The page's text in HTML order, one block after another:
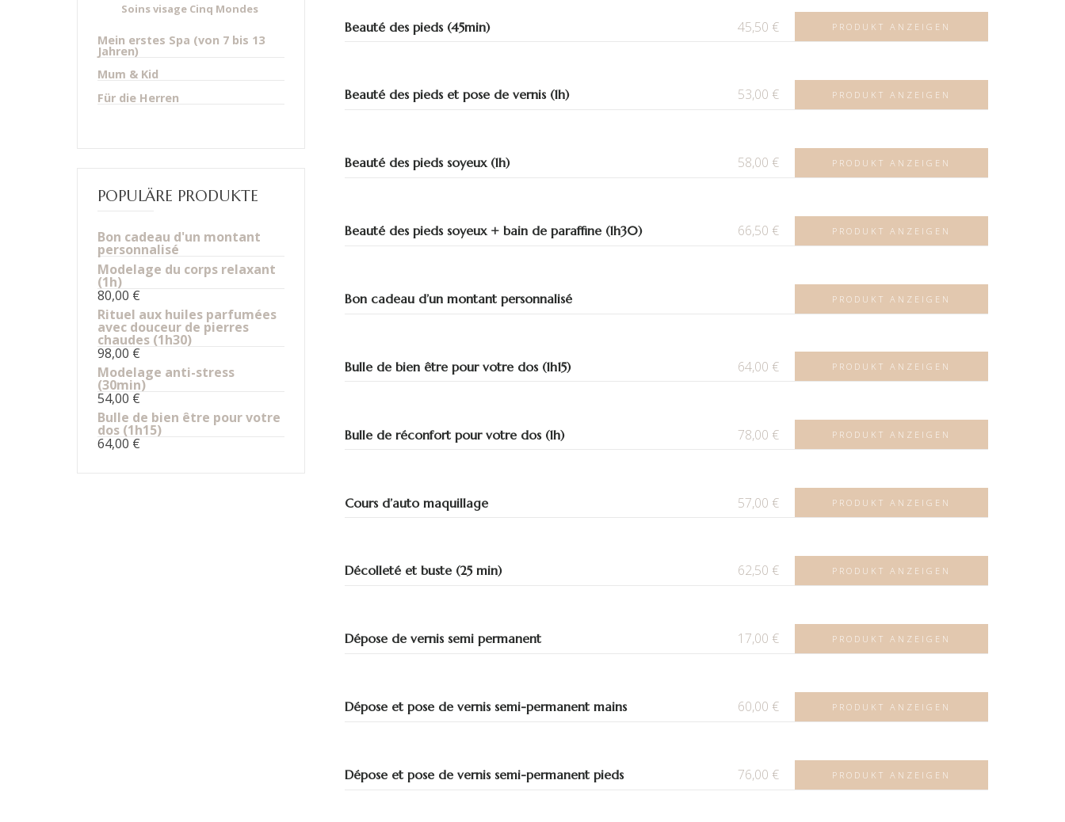
Soins visage Cinq Mondes
Mein erstes Spa (von 7 bis 13
Jahren)
Mum & Kid
Für die Herren
POPULÄRE PRODUKTE
Bon cadeau d'un montant
personnalisé
Modelage du corps relaxant
(1h)
80,00 €
Rituel aux huiles parfumées
avec douceur de pierres
chaudes (1h30)
98,00 €
Modelage anti-stress
(30min)
54,00 €
Bulle de bien être pour votre
dos (1h15)
64,00 €
Beauté des pieds (45min) 45,50 € PRODUKT ANZEIGEN
Beauté des pieds et pose de vernis (1h) 53,00 € PRODUKT ANZEIGEN
Beauté des pieds soyeux (1h) 58,00 € PRODUKT ANZEIGEN
Beauté des pieds soyeux + bain de paraffine (1h30) 66,50 € PRODUKT ANZEIGEN
Bon cadeau d’un montant personnalisé PRODUKT ANZEIGEN
Bulle de bien être pour votre dos (1h15) 64,00 € PRODUKT ANZEIGEN
Bulle de réconfort pour votre dos (1h) 78,00 € PRODUKT ANZEIGEN
Cours d’auto maquillage 57,00 € PRODUKT ANZEIGEN
Décolleté et buste (25 min) 62,50 € PRODUKT ANZEIGEN
Dépose de vernis semi permanent 17,00 € PRODUKT ANZEIGEN
Dépose et pose de vernis semi-permanent mains 60,00 € PRODUKT ANZEIGEN
Dépose et pose de vernis semi-permanent pieds 76,00 € PRODUKT ANZEIGEN